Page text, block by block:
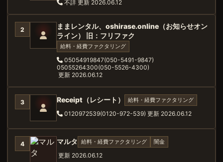
不詳 更新 2026.06.12
2
ままレンタル、oshirase.online（お知らせオン
ライン） 旧：フリファク
給料・経費ファクタリング
05054919847(050-5491-9847)
05055264300(050-5526-4300)
更新 2026.06.12
3 Receipt（レシート） 給料・経費ファクタリング
0120972539(0120-972-539) 更新 2026.06.12
4 マルタ 給料・経費ファクタリング 闇金
更新 2026.06.12